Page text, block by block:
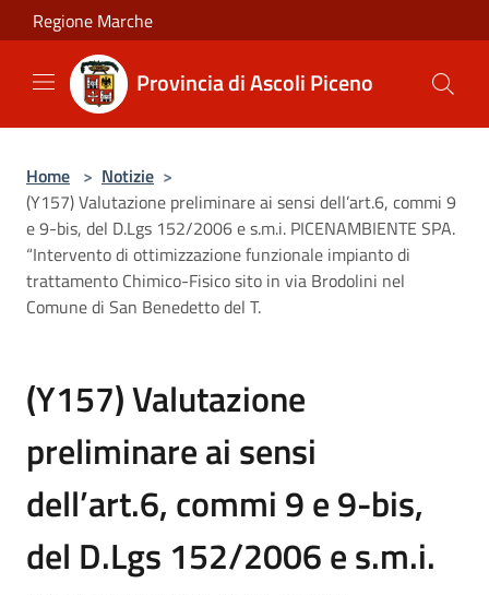
Salta al contenuto principale
Regione Marche
Provincia di Ascoli Piceno
Home > Notizie >
(Y157) Valutazione preliminare ai sensi dell’art.6, commi 9
e 9-bis, del D.Lgs 152/2006 e s.m.i. PICENAMBIENTE SPA.
“Intervento di ottimizzazione funzionale impianto di
trattamento Chimico-Fisico sito in via Brodolini nel
Comune di San Benedetto del T.
(Y157) Valutazione
preliminare ai sensi
dell’art.6, commi 9 e 9-bis,
del D.Lgs 152/2006 e s.m.i.